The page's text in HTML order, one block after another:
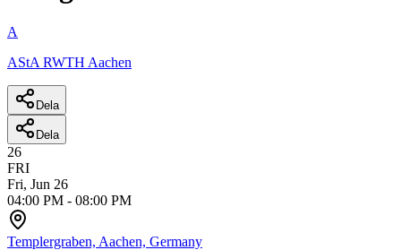
A
AStA RWTH Aachen
Dela
Dela
26
FRI
Fri, Jun 26
04:00 PM - 08:00 PM
Templergraben, Aachen, Germany